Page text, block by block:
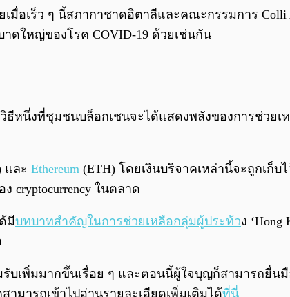
มื่อเร็ว ๆ นี้สภากาชาดอิตาลีและคณะกรรมการ Colli
าดใหญ่ของโรค COVID-19 ด้วยเช่นกัน
ธีหนึ่งที่ชุมชนบล็อกเชนจะได้แสดงพลังของการช่วย
และ Ethereum (ETH) โดยเงินบริจาคเหล่านี้จะถูกเก็บ
cryptocurrency ในตลาด
มีบทบาทสำคัญในการช่วยเหลือกลุ่มผู้ประท้วง ‘Hong
บเพิ่มมากขึ้นเรื่อย ๆ และตอนนี้ผู้ใจบุญก็สามารถยื่น
มารถเข้าไปอ่านรายละเอียดเพิ่มเติมได้ที่นี่